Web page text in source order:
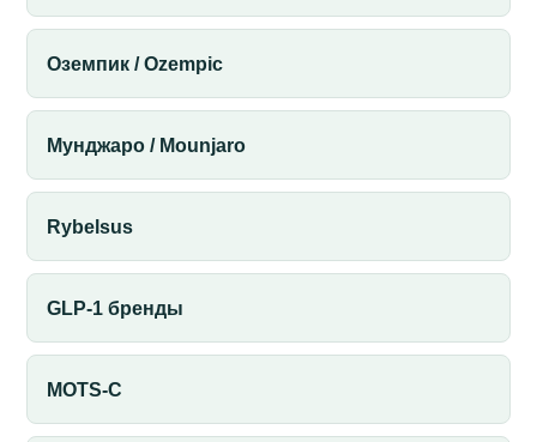
Оземпик / Ozempic
Мунджаро / Mounjaro
Rybelsus
GLP-1 бренды
MOTS-C